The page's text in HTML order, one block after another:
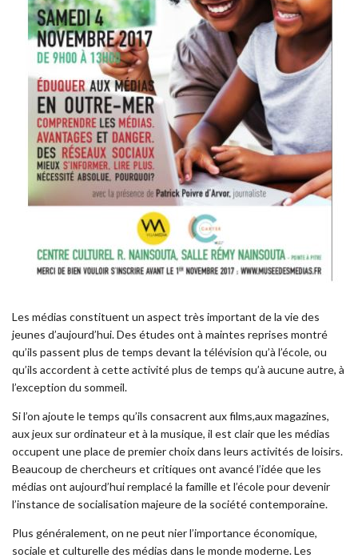
Les médias constituent un aspect très important de la vie des
jeunes d’aujourd’hui. Des études ont à maintes reprises montré
qu’ils passent plus de temps devant la télévision qu’à l’école, ou
qu’ils accordent à cette activité plus de temps qu’à aucune autre, à
l’exception du sommeil.
Si l’on ajoute le temps qu’ils consacrent aux films,aux magazines,
aux jeux sur ordinateur et à la musique, il est clair que les médias
occupent une place de premier choix dans leurs activités de loisirs.
Beaucoup de chercheurs et critiques ont avancé l’idée que les
médias ont aujourd’hui remplacé la famille et l’école pour devenir
l’instance de socialisation majeure de la société contemporaine.
Plus généralement, on ne peut nier l’importance économique,
sociale et culturelle des médias dans le monde moderne. Les